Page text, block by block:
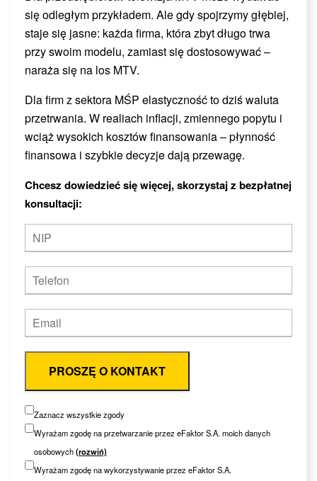
się odległym przykładem. Ale gdy spojrzymy głębiej,
staje się jasne: każda firma, która zbyt długo trwa
przy swoim modelu, zamiast się dostosowywać –
naraża się na los MTV.
Dla firm z sektora MŚP elastyczność to dziś waluta
przetrwania. W realiach inflacji, zmiennego popytu i
wciąż wysokich kosztów finansowania – płynność
finansowa i szybkie decyzje dają przewagę.
Chcesz dowiedzieć się więcej, skorzystaj z bezpłatnej
konsultacji:
PROSZĘ O KONTAKT
Zaznacz wszystkie zgody
Wyrażam zgodę na przetwarzanie przez eFaktor S.A. moich danych
osobowych(rozwiń)
Wyrażam zgodę na wykorzystywanie przez eFaktor S.A.